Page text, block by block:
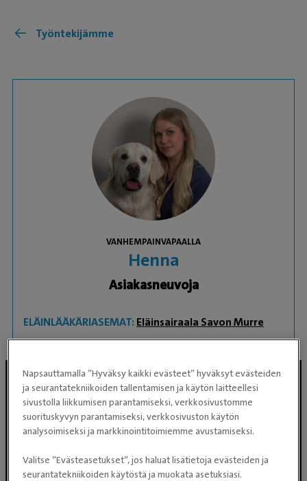
Työntekijämme
VANHEMPAINVAPAALLA
Henna
Asiakasneuvoja
ELÄINLÄÄKÄRIASEMAT: Eläinsairaala Savon Murre
Napsauttamalla ”Hyväksy kaikki evästeet” hyväksyt evästeiden
ja seurantatekniikoiden tallentamisen ja käytön laitteellesi
sivustolla liikkumisen parantamiseksi, verkkosivustomme
suorituskyvyn parantamiseksi, verkkosivuston käytön
analysoimiseksi ja markkinointitoimiemme avustamiseksi.
Valitse ”Evästeasetukset”, jos haluat lisätietoja evästeiden ja
seurantatekniikoiden käytöstä ja muokata asetuksiasi.